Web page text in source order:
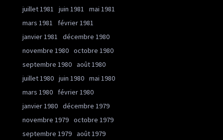
juillet 1981
juin 1981
mai 1981
mars 1981
février 1981
janvier 1981
décembre 1980
novembre 1980 octobre 1980
septembre 1980 août 1980
juillet 1980 juin 1980 mai 1980
mars 1980
février 1980
janvier 1980 décembre 1979
novembre 1979 octobre 1979
septembre 1979 août 1979